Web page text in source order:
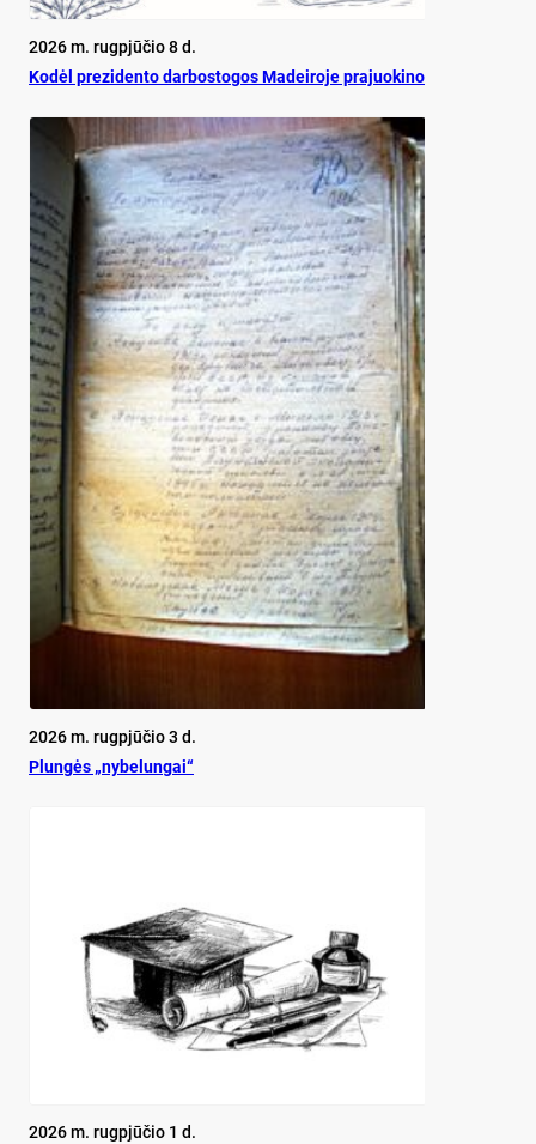
2026 m. rugpjūčio 8 d.
Ko­dėl pre­zi­den­to dar­bos­to­gos Ma­dei­ro­je pra­juo­ki­no
2026 m. rugpjūčio 3 d.
Plun­gės „ny­be­lun­gai“
2026 m. rugpjūčio 1 d.